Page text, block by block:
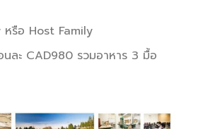
หรือ Host Family
ละ CAD980 รวมอาหาร 3 มื้อ